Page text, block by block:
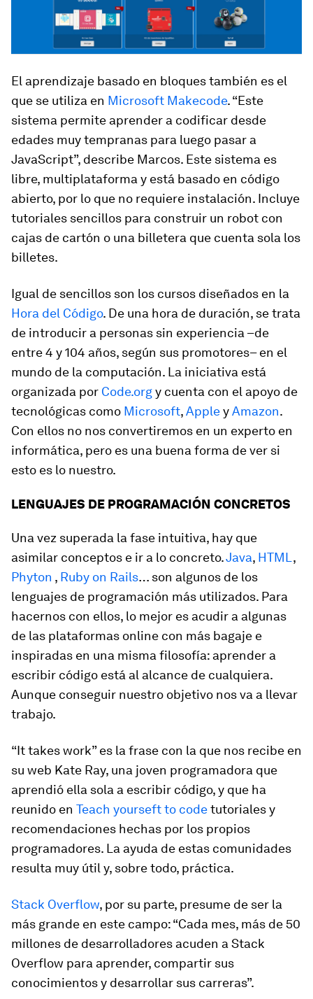
El aprendizaje basado en bloques también es el
que se utiliza en Microsoft Makecode. “Este
sistema permite aprender a codificar desde
edades muy tempranas para luego pasar a
JavaScript”, describe Marcos. Este sistema es
libre, multiplataforma y está basado en código
abierto, por lo que no requiere instalación. Incluye
tutoriales sencillos para construir un robot con
cajas de cartón o una billetera que cuenta sola los
billetes.
Igual de sencillos son los cursos diseñados en la
Hora del Código. De una hora de duración, se trata
de introducir a personas sin experiencia –de
entre 4 y 104 años, según sus promotores– en el
mundo de la computación. La iniciativa está
organizada por Code.orgy cuenta con el apoyo de
tecnológicas como Microsoft,AppleyAmazon.
Con ellos no nos convertiremos en un experto en
informática, pero es una buena forma de ver si
esto es lo nuestro.
LENGUAJES DE PROGRAMACIÓN CONCRETOS
Una vez superada la fase intuitiva, hay que
asimilar conceptos e ir a lo concreto.Java, HTML ,
Phyton , Ruby on Rails… son algunos de los
lenguajes de programación más utilizados. Para
hacernos con ellos, lo mejor es acudir a algunas
de las plataformas online con más bagaje e
inspiradas en una misma filosofía: aprender a
escribir código está al alcance de cualquiera.
Aunque conseguir nuestro objetivo nos va a llevar
trabajo.
“It takes work” es la frase con la que nos recibe en
su web Kate Ray, una joven programadora que
aprendió ella sola a escribir código, y que ha
reunido en Teach yourseft to codetutoriales y
recomendaciones hechas por los propios
programadores. La ayuda de estas comunidades
resulta muy útil y, sobre todo, práctica.
Stack Overflow, por su parte, presume de ser la
más grande en este campo: “Cada mes, más de 50
millones de desarrolladores acuden a Stack
Overflow para aprender, compartir sus
conocimientos y desarrollar sus carreras”.